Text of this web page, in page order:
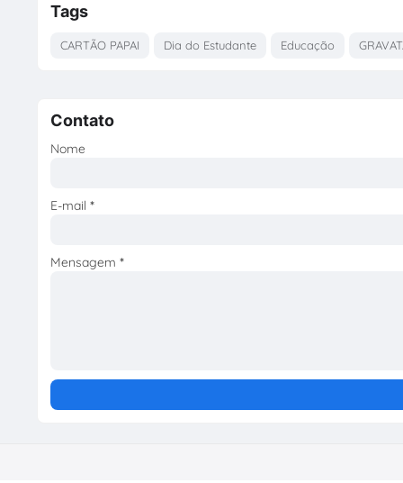
Tags
CARTÃO PAPAI Dia do Estudante Educação
Contato
Nome
E-mail *
Mensagem *